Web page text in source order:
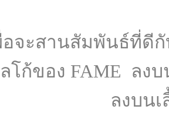
อจะสานสัมพันธ์ที่ดี
โก้ของ FAME ลง
ลงบน